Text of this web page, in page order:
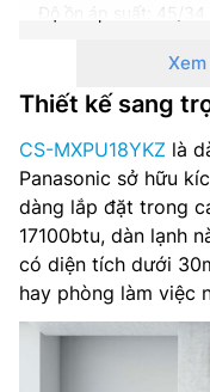
Độ ồn áp suất: 45/34
Lưu lượng gió: 13.3
Công nghệ Inverter:
Công nghệ Nanoe X:
Công nghệ NanoeG:
Kích thước sản
Trọng lượng sản
Đường kính
Thiết kế sang
CS-MXPU18YKZ là
Panasonic sở hữu
dàng lắp đặt trong
17100btu, dàn lạnh
có diện tích dưới
hay phòng làm việc